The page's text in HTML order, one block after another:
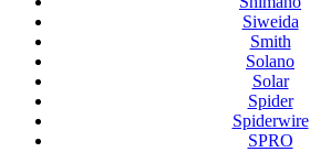
Siweida
Smith
Solano
Solar
Spider
Spiderwire
SPRO